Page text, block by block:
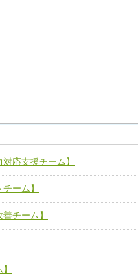
新たな可能性を広げる
び効果的な指導ができる
応支援チーム】
ーム】
応支援チーム】
ーム】
チーム】